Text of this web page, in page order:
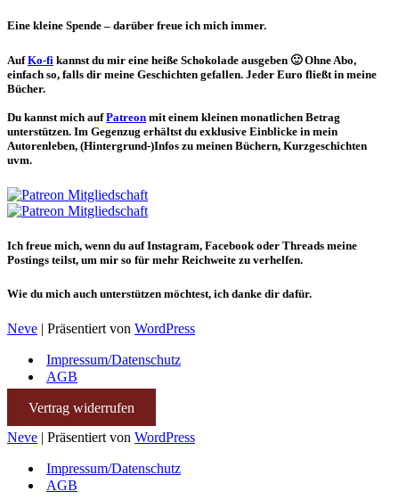
Eine kleine Spende – darüber freue ich mich immer.
AufKo-fi kannst du mir eine heiße Schokolade ausgeben 🙂 Ohne Abo,
einfach so, falls dir meine Geschichten gefallen. Jeder Euro fließt in meine
Bücher.
Du kannst mich aufPatreon mit einem kleinen monatlichen Betrag
unterstützen. Im Gegenzug erhältst du exklusive Einblicke in mein
Autorenleben, (Hintergrund-)Infos zu meinen Büchern, Kurzgeschichten
uvm.
Ich freue mich, wenn du auf Instagram, Facebook oder Threads meine
Postings teilst, um mir so für mehr Reichweite zu verhelfen.
Wie du mich auch unterstützen möchtest, ich danke dir dafür.
Neve | Präsentiert von WordPress
Impressum/Datenschutz
AGB
Vertrag widerrufen
Neve | Präsentiert von WordPress
Impressum/Datenschutz
AGB